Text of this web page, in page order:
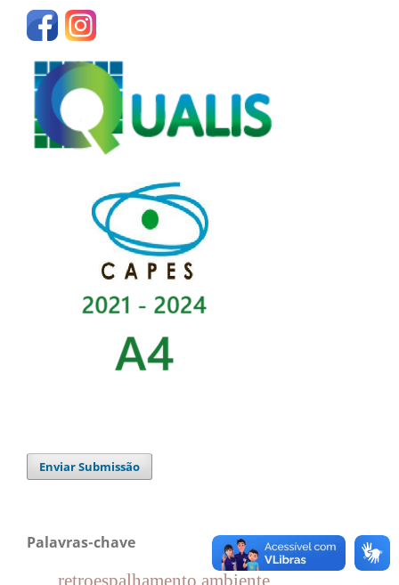
Enviar Submissão
Palavras-chave
retroespalhamento ambiente